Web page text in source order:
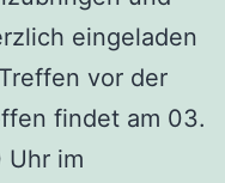
eingeladen
vor der
findet am 03.
Uhr im